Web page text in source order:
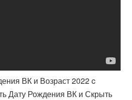
ВК и Возраст 2022 c
Дату Рождения ВК и Скрыть